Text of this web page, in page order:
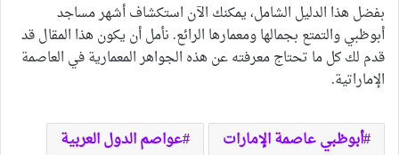
بفضل هذا الدليل الشامل، يمكنك الآن استكشاف أشهر مساجد
أبوظبي والتمتع بجمالها ومعمارها الرائع. نأمل أن يكون هذا المقال قد
قدم لك كل ما تحتاج معرفته عن هذه الجواهر المعمارية في العاصمة
الإماراتية.
أبوظبي عاصمة الإمارات عواصم الدول العربية